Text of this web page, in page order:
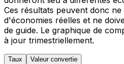
Ces résultats peuvent donc ne
d'économies réelles et ne
de guide. Le graphique de
à jour trimestriellement.
Taux Valeur convertie